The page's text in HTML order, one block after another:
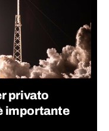
privato
importante